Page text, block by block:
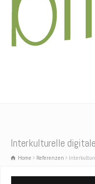
Interkulturelle
Home Referenzen